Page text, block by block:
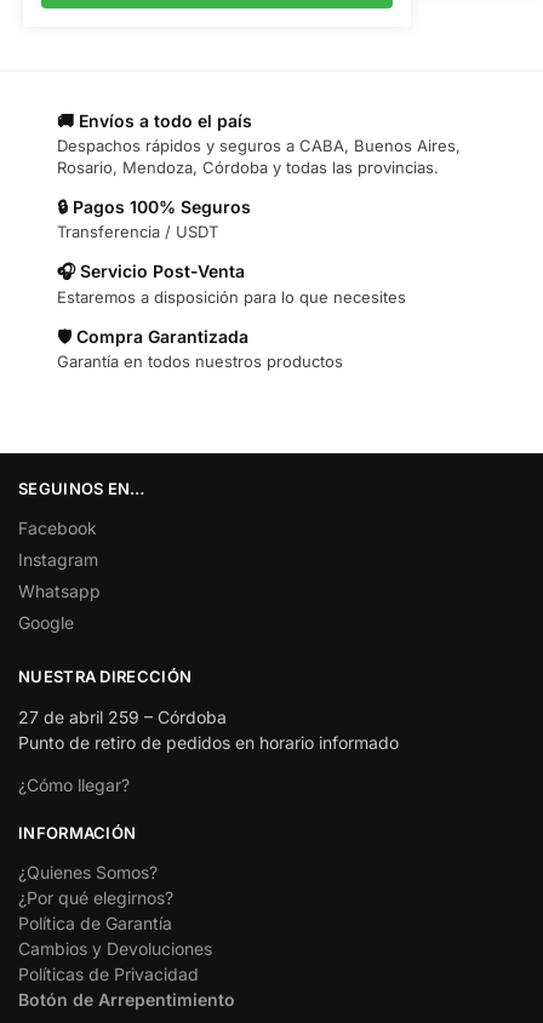
🚚 Envíos a todo el país
Despachos rápidos y seguros a CABA, Buenos Aires,
Rosario, Mendoza, Córdoba y todas las provincias.
🔒 Pagos 100% Seguros
Transferencia / USDT
🎧 Servicio Post-Venta
Estaremos a disposición para lo que necesites
🛡️ Compra Garantizada
Garantía en todos nuestros productos
SEGUINOS EN…
Facebook
Instagram
Whatsapp
Google
NUESTRA DIRECCIÓN
27 de abril 259 – Córdoba
Punto de retiro de pedidos en horario informado
¿Cómo llegar?
INFORMACIÓN
¿Quienes Somos?
¿Por qué elegirnos?
Política de Garantía
Cambios y Devoluciones
Políticas de Privacidad
Botón de Arrepentimiento